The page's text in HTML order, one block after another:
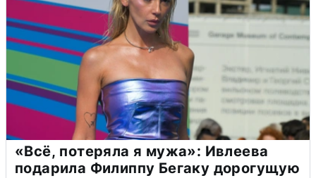
«Всё, потеряла я мужа»: Ивлеева
подарила Филиппу Бегаку дорогущую